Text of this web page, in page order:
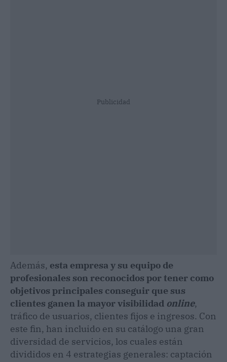
Publicidad
Además, esta empresa y su equipo de
profesionales son reconocidos por tener como
objetivos principales conseguir que sus
clientes ganen la mayor visibilidad online,
tráfico de usuarios, clientes fijos e ingresos. Con
este fin, han incluido en su catálogo una gran
diversidad de servicios, los cuales están
divididos en 4 estrategias generales: captación